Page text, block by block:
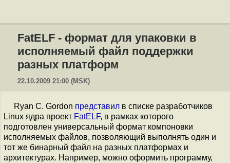
FatELF - формат для упаковки в
исполняемый файл поддержки
разных платформ
22.10.2009 21:00 (MSK)
Ryan C. Gordon представил в списке разработчиков
Linux ядра проект FatELF, в рамках которого
подготовлен универсальный формат компоновки
исполняемых файлов, позволяющий выполнять один и
тот же бинарный файл на разных платформах и
архитектурах. Например, можно оформить программу,